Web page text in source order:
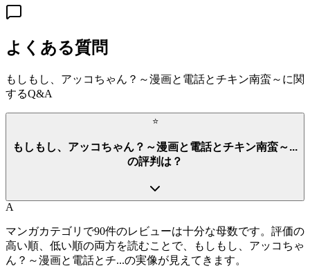
よくある質問
もしもし、アッコちゃん？～漫画と電話とチキン南蛮～ に関
するQ&A
⭐
もしもし、アッコちゃん？～漫画と電話とチキン南蛮～...
の評判は？
A
マンガカテゴリで90件のレビューは十分な母数です。評価の
高い順、低い順の両方を読むことで、もしもし、アッコちゃ
ん？～漫画と電話とチ...の実像が見えてきます。